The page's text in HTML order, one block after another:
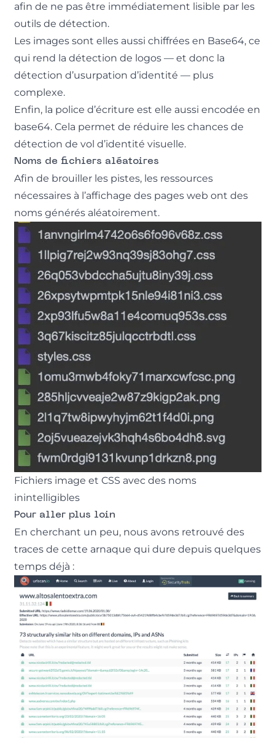
afin de ne pas être immédiatement lisible par les
outils de détection.
Les images sont elles aussi chiffrées en Base64, ce
qui rend la détection de logos — et donc la
détection d’usurpation d’identité — plus
complexe.
Enfin, la police d’écriture est elle aussi encodée en
base64. Cela permet de réduire les chances de
détection de vol d’identité visuelle.
Noms de fichiers aléatoires
Afin de brouiller les pistes, les ressources
nécessaires à l’affichage des pages web ont des
noms générés aléatoirement.
Fichiers image et CSS avec des noms
inintelligibles
Pour aller plus loin
En cherchant un peu, nous avons retrouvé des
traces de cette arnaque qui dure depuis quelques
temps déjà :